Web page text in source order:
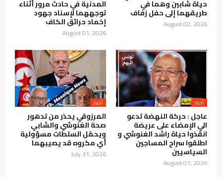
حياة شابين وهما في
طريقهما إلى حفل زفاف
August 02, 2026
المدنية في حادث مرور أثناء
توجههما لإسناد جهود
إخماد حرائق الكاف
August 01, 2026
أخبار
عاجل : حركة النهضة تدعو
الي الإمضاء على عريضة
انقذوا حياة راشد الغنوشي و
اطلقوا سراح المساجين
السياسيين
August 01, 2026
أخبار
المرزوقي يحذر من تدهور
صحة الغنوشي والشابي
ويحمّل السلطات مسؤولية
أي مكروه قد يصيبهما
July 31, 2026